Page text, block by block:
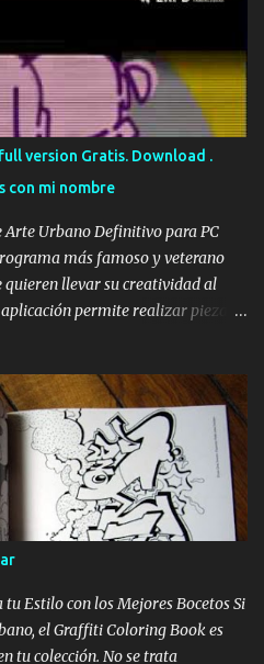
en un diseño práctico,
por la calle, de un golpe de
de los servicios más
local y haciendo hincapié en
de la persiana. Pintar persiana
y después de haber pasado
si podíamos pasarnos otro día
justo debajo de Urgencias
version Gratis. Download .
con mi nombre
Urbano Definitivo para PC
más famoso y veterano
quieren llevar su creatividad al
permite realizar piezas
desde casa con el
sencillo pero eficaz, ofrece
textura que pocos simuladores
la fecha. Lo que hace especial
para replicar la experiencia de
sorprendente. Es ideal tanto para
a estructurar su nombre y
para artistas experimentados
de colores, outl...
Estilo con los Mejores Bocetos Si
el Graffiti Coloring Book es
tu colección. No se trata